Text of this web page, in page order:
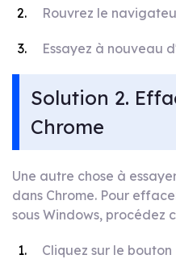
Rouvrez le
Essayez à nouveau
Solution 2.
Chrome
Une autre chose à
dans Chrome. Pour
sous Windows, procédez
Cliquez sur le bouton